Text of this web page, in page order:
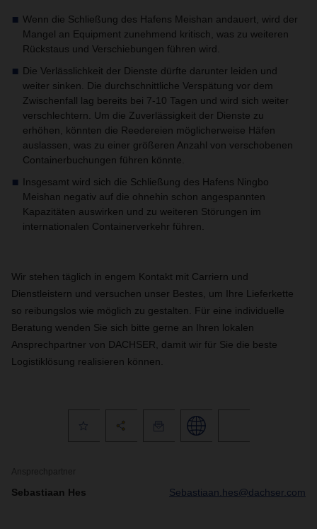
Wenn die Schließung des Hafens Meishan andauert, wird der
Mangel an Equipment zunehmend kritisch, was zu weiteren
Rückstaus und Verschiebungen führen wird.
Die Verlässlichkeit der Dienste dürfte darunter leiden und
weiter sinken. Die durchschnittliche Verspätung vor dem
Zwischenfall lag bereits bei 7-10 Tagen und wird sich weiter
verschlechtern. Um die Zuverlässigkeit der Dienste zu
erhöhen, könnten die Reedereien möglicherweise Häfen
auslassen, was zu einer größeren Anzahl von verschobenen
Containerbuchungen führen könnte.
Insgesamt wird sich die Schließung des Hafens Ningbo
Meishan negativ auf die ohnehin schon angespannten
Kapazitäten auswirken und zu weiteren Störungen im
internationalen Containerverkehr führen.
Wir stehen täglich in engem Kontakt mit Carriern und
Dienstleistern und versuchen unser Bestes, um Ihre Lieferkette
so reibungslos wie möglich zu gestalten. Für eine individuelle
Beratung wenden Sie sich bitte gerne an Ihren lokalen
Ansprechpartner von DACHSER, damit wir für Sie die beste
Logistiklösung realisieren können.
Ansprechpartner
Sebastiaan Hes Sebastiaan.hes@dachser.com